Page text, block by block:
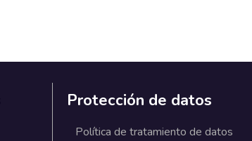
Protección de datos
Política de tratamiento de datos